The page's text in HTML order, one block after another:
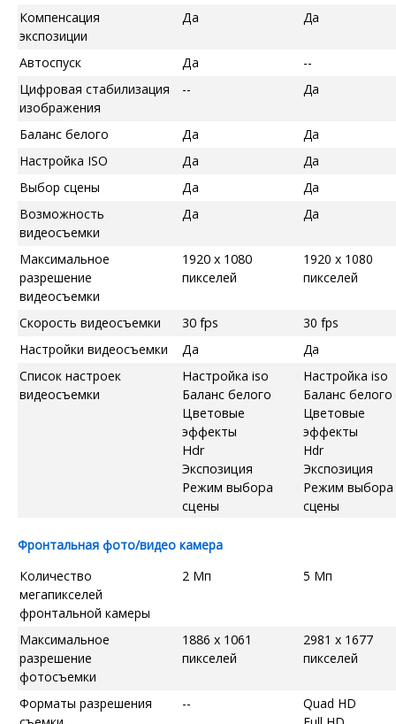
Компенсация
экспозиции
Да Да
Автоспуск Да
--
Цифровая стабилизация
изображения
-- Да
Баланс белого Да
Да
Настройка ISO
Да
Да
Выбор сцены
Да
Да
Возможность
видеосъемки
Да Да
Максимальное
разрешение
видеосъемки
1920 x 1080
пикселей
1920 x 1080
пикселей
Скорость видеосъемки 30 fps
30 fps
Настройки видеосъемки
Да
Да
Список настроек
видеосъемки
Настройка iso
Баланс белого
Цветовые
эффекты
Hdr
Экспозиция
Режим выбора
сцены
Настройка iso
Баланс белого
Цветовые
эффекты
Hdr
Экспозиция
Режим выбора
сцены
Фронтальная фото/видео камера
Количество
мегапикселей
фронтальной камеры
2 Мп 5 Мп
Максимальное
разрешение
фотосъемки
1886 x 1061
пикселей
2981 x 1677
пикселей
Форматы разрешения
--
Quad HD